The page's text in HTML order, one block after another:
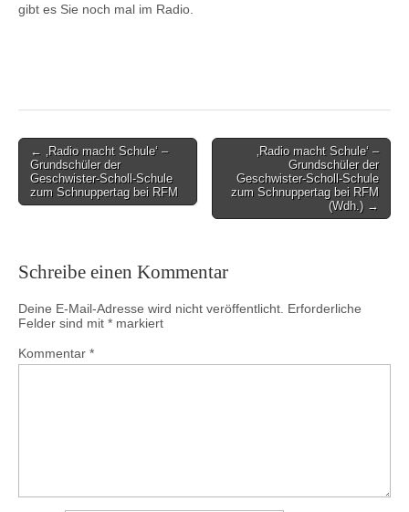
gibt es Sie noch mal im Radio.
Post
navigation
← ‚Radio macht Schule‘ –
Grundschüler der
Geschwister-Scholl-Schule
zum Schnuppertag bei RFM
‚Radio macht Schule‘ –
Grundschüler der
Geschwister-Scholl-Schule
zum Schnuppertag bei RFM
(Wdh.) →
Schreibe einen Kommentar
Deine E-Mail-Adresse wird nicht veröffentlicht. Erforderliche
Felder sind mit * markiert
Kommentar *